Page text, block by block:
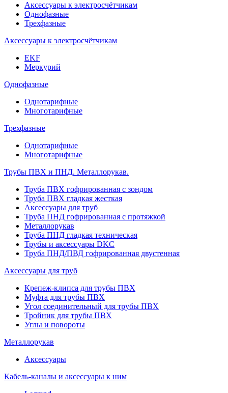
Аксессуары к электросчётчикам
Однофазные
Трехфазные
Аксессуары к электросчётчикам
EKF
Меркурий
Однофазные
Однотарифные
Многотарифные
Трехфазные
Однотарифные
Многотарифные
Трубы ПВХ и ПНД. Металлорукав.
Труба ПВХ гофрированная с зондом
Труба ПВХ гладкая жесткая
Аксессуары для труб
Труба ПНД гофрированная с протяжкой
Металлорукав
Труба ПНД гладкая техническая
Трубы и аксессуары DKC
Труба ПНД/ПВД гофрированная двустенная
Аксессуары для труб
Крепеж-клипса для трубы ПВХ
Муфта для трубы ПВХ
Угол соединительный для трубы ПВХ
Тройник для трубы ПВХ
Углы и повороты
Металлорукав
Аксессуары
Кабель-каналы и аксессуары к ним